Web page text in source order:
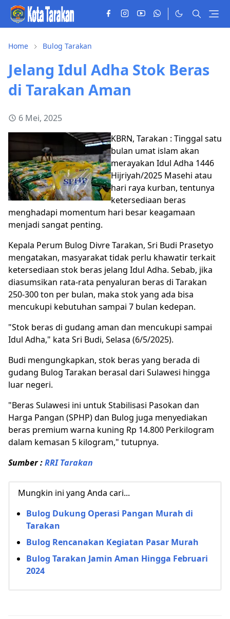
Home Bulog Tarakan
Jelang Idul Adha Stok Beras
di Tarakan Aman
6 Mei, 2025
KBRN, Tarakan : Tinggal satu
bulan umat islam akan
merayakan Idul Adha 1446
Hijriyah/2025 Masehi atau
hari raya kurban, tentunya
ketersediaan beras
menghadapi momentum hari besar keagamaan
menjadi sangat penting.
Kepala Perum Bulog Divre Tarakan, Sri Budi Prasetyo
mengatakan, masyarakat tidak perlu khawatir terkait
ketersediaan stok beras jelang Idul Adha. Sebab, jika
diasumsikan rata-rata penyaluran beras di Tarakan
250-300 ton per bulan, maka stok yang ada bisa
mencukupi kebutuhan sampai 7 bulan kedepan.
"Stok beras di gudang aman dan mencukupi sampai
Idul Adha," kata Sri Budi, Selasa (6/5/2025).
Budi mengungkapkan, stok beras yang berada di
gudang Bulog Tarakan berasal dari Sulawesi hingga
luar negeri.
"Beras Sulawesi ini untuk Stabilisasi Pasokan dan
Harga Pangan (SPHP) dan Bulog juga menyediakan
beras premium warna kuning Rp 14.800 Perkilogram
dalam kemasan 5 kilogram," tutupnya.
Sumber :RRI Tarakan
Mungkin ini yang Anda cari...
Bulog Dukung Operasi Pangan Murah di
Tarakan
Bulog Rencanakan Kegiatan Pasar Murah
Bulog Tarakan Jamin Aman Hingga Februari
2024